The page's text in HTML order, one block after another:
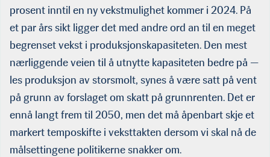
prosent inntil en ny vekstmulighet kommer i 2024. På
et par års sikt ligger det med andre ord an til en meget
begrenset vekst i produksjonskapasiteten. Den mest
nærliggende veien til å utnytte kapasiteten bedre på —
les produksjon av storsmolt, synes å være satt på vent
på grunn av forslaget om skatt på grunnrenten. Det er
ennå langt frem til 2050, men det må åpenbart skje et
markert temposkifte i veksttakten dersom vi skal nå de
målsettingene politikerne snakker om.